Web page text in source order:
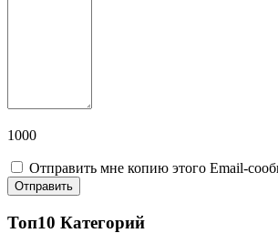
1000
Отправить мне копию этого Email-
Отправить
Топ10 Категорий